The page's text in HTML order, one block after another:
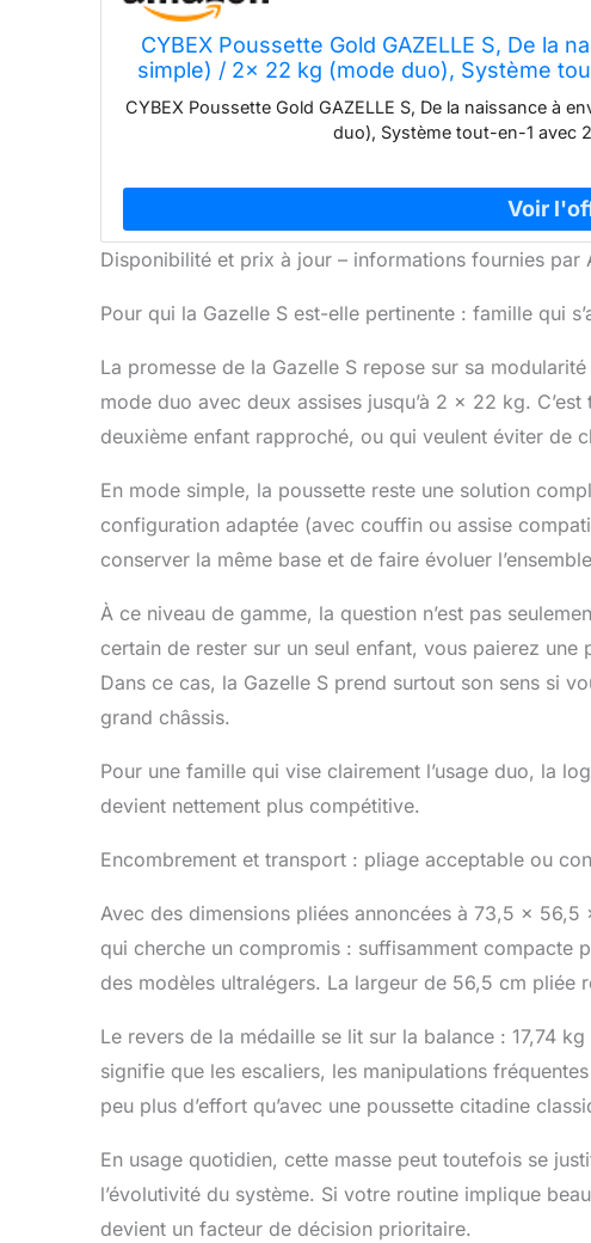
CYBEX Poussette Gold GAZELLE S, De la
simple) / 2x 22 kg (mode duo), Système
CYBEX Poussette Gold GAZELLE S, De la naissance à
duo), Système tout-en-1 avec
Disponibilité et prix à jour – informations fournies par
Pour qui la Gazelle S est-elle pertinente : famille qui
La promesse de la Gazelle S repose sur sa
mode duo avec deux assises jusqu’à 2 x 22 kg.
deuxième enfant rapproché, ou qui veulent éviter de
En mode simple, la poussette reste une solution
configuration adaptée (avec couffin ou assise
conserver la même base et de faire évoluer
À ce niveau de gamme, la question n’est pas
certain de rester sur un seul enfant, vous paierez
Dans ce cas, la Gazelle S prend surtout son sens si
grand châssis.
Pour une famille qui vise clairement l’usage duo, la
devient nettement plus compétitive.
Encombrement et transport : pliage acceptable ou
Avec des dimensions pliées annoncées à 73,5 x
qui cherche un compromis : suffisamment compacte
des modèles ultralégers. La largeur de 56,5 cm pliée
Le revers de la médaille se lit sur la balance : 17,74
signifie que les escaliers, les manipulations
peu plus d’effort qu’avec une poussette citadine
En usage quotidien, cette masse peut toutefois se
l’évolutivité du système. Si votre routine implique
devient un facteur de décision prioritaire.